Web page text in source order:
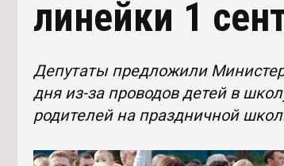
линейки 1
Депутаты предложили
дня из-за проводов детей в
родителей на праздничной